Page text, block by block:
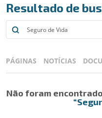
Resultado de
PÁGINAS NOTÍCIAS
Não foram